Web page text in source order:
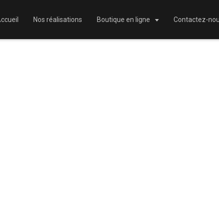
Nos réalisations Boutique en ligne Contactez-